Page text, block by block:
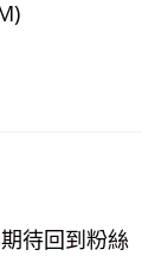
待回到粉絲